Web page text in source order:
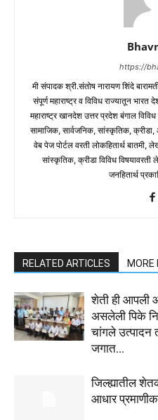
https://
मी संपादक श्री.संतोष नारायण शिंदे
संपूर्ण महाराष्ट्र व विविध राज्यातून भारत
महाराष्ट्र खानदेश उत्तर प्रदेश बंगाल
सामाजिक, सार्वजनिक, सांस्कृतिक, क्रीडा,
वेब पेज पोर्टल वरती लोकहितार्थ
सांस्कृतिक, क्रीडा विविध विषयावरती
जनहितार्थ
RELATED ARTICLES MORE
शेती ही आपली
असलेली पिके
चांगले उत्पादन
जगात...
जिल्ह्यातील
आधार